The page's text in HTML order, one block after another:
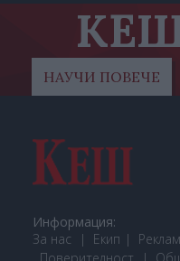
НАУЧИ ПОВЕЧЕ
Информация:
За нас
Екип